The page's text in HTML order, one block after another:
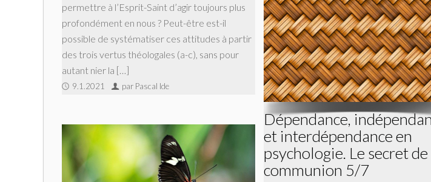
permettre à l’Esprit-Saint d’agir toujours plus
profondément en nous ? Peut-être est-il
possible de systématiser ces attitudes à partir
des trois vertus théologales (a-c), sans pour
autant nier la […]
9.1.2021 par Pascal Ide
Dépendance,
et interdépendance en
psychologie. Le secret de
communion 5/7